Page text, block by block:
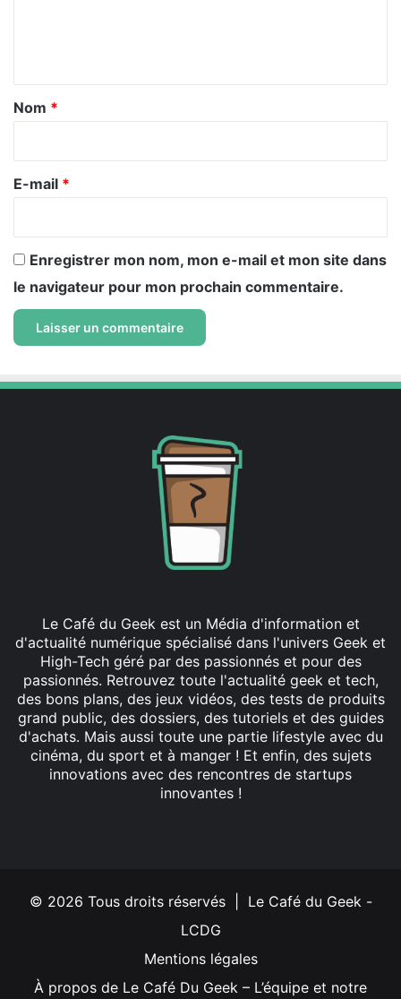
t
a
r
e
Nom*
E-mail*
Enregistrer mon nom, mon e-mail et mon site dans
le navigateur pour mon prochain commentaire.
Le Café du Geek est un Média d'information et
d'actualité numérique spécialisé dans l'univers Geek et
High-Tech géré par des passionnés et pour des
passionnés. Retrouvez toute l'actualité geek et tech,
des bons plans, des jeux vidéos, des tests de produits
grand public, des dossiers, des tutoriels et des guides
d'achats. Mais aussi toute une partie lifestyle avec du
cinéma, du sport et à manger ! Et enfin, des sujets
innovations avec des rencontres de startups
innovantes !
© 2026 Tous droits réservés | Le Café du Geek -
LCDG
Mentions légales